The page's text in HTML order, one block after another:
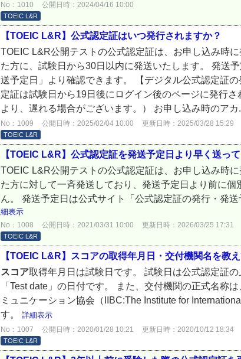
No：1010 公開日時：2024/04/16 10:00
TOEIC L&R
【TOEIC L&R】公式認定証はいつ発行されますか？
TOEIC L&R公開テストの公式認定証は、お申し込み時
た方に、試験日から30日以内に発送いたします。 発送
送予定日」より確認できます。 【デジタル公式認定証
定証は試験日から19日後にログイン後のページに発行
より、遅れる場合がございます。） お申し込み時のアカ
No：1009 公開日時：2025/02/04 10:00 更新日時：2025/03/28 15:29
TOEIC L&R
【TOEIC L&R】公式認定証を発送予定日より早く送っ
TOEIC L&R公開テストの公式認定証は、お申し込み時
た方に対して一斉発送しており、発送予定日より前に
ん。 発送予定日は公式サイト「公式認定証の発行・発
細表示
No：1008 公開日時：2021/03/31 10:00 更新日時：2026/03/25 17:31
TOEIC L&R
【TOEIC L&R】スコアの取得年月日・交付機関名を教え
スコア取得年月日は試験日です。 試験日は公式認定証
「Test date」の日付です。 また、交付機関の正式名称
ミュニケーション協会（IIBC:The Institute for
す。 詳細表示
No：1007 公開日時：2020/01/28 10:21 更新日時：2020/10/12 18:34
TOEIC L&R